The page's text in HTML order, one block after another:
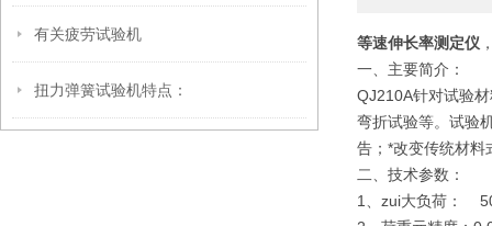
有关疲劳试验机
扭力弹簧试验机特点：
等速伸长率测定仪
一、 主要简介：
QJ210A针对试验
弯折试验等。试验
告；*改变传统材料
二、 技术参数：
1、zui大负荷：